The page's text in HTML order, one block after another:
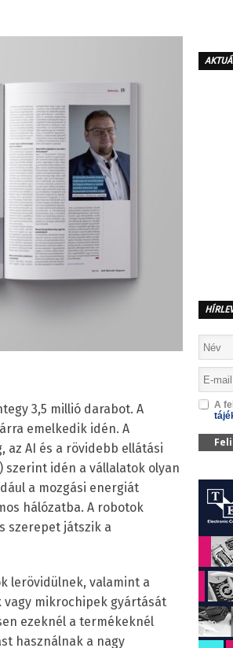
3,5 millió darabot. A
emelkedik idén. A
AI és a rövidebb ellátási
szerint idén a vállalatok olyan
a mozgási energiát
hálózatba. A robotok
szerepet játszik a
lerövidülnek, valamint a
mikrochipek gyártását
ezeknél a termékeknél
használnak a nagy
A